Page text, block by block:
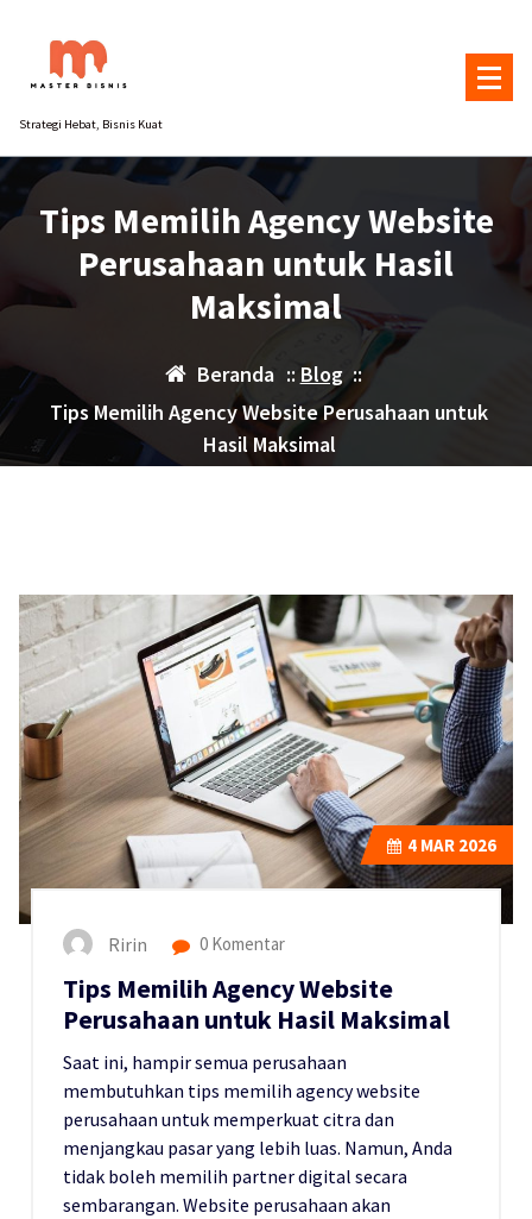
konten
Strategi Hebat, Bisnis Kuat
Tips Memilih Agency Website
Perusahaan untuk Hasil
Maksimal
Beranda :: Blog::
Tips Memilih Agency Website Perusahaan untuk
Hasil Maksimal
4 MAR 2026
Ririn 0 Komentar
Tips Memilih Agency Website
Perusahaan untuk Hasil Maksimal
Saat ini, hampir semua perusahaan
membutuhkan tips memilih agency website
perusahaan untuk memperkuat citra dan
menjangkau pasar yang lebih luas. Namun, Anda
tidak boleh memilih partner digital secara
sembarangan. Website perusahaan akan